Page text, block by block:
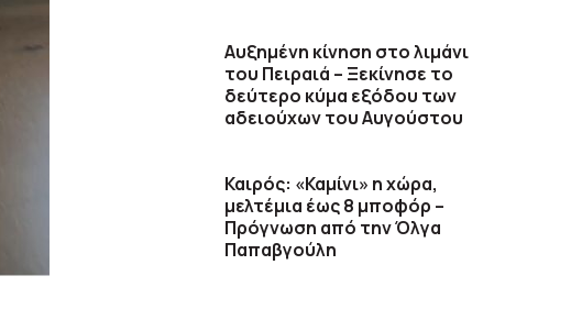
Αυξημένη κίνηση στο λιμάνι
του Πειραιά – Ξεκίνησε το
δεύτερο κύμα εξόδου των
αδειούχων του Αυγούστου
Καιρός: «Καμίνι» η χώρα,
μελτέμια έως 8 μποφόρ –
Πρόγνωση από την Όλγα
Παπαβγούλη